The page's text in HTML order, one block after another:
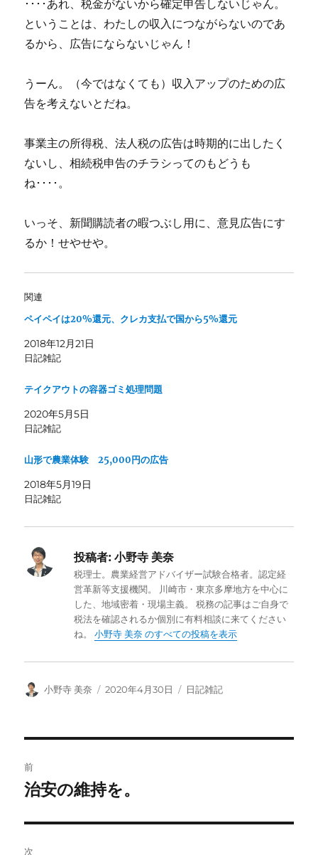
････あれ、税金がないから確定申告しないじゃん。
ということは、わたしの収入につながらないのであ
るから、広告にならないじゃん！
うーん。（今ではなくても）収入アップのための広
告を考えないとだね。
事業主の所得税、法人税の広告は時期的に出したく
ないし、相続税申告のチラシってのもどうも
ね････。
いっそ、新聞購読者の暇つぶし用に、意見広告にす
るか！せやせや。
関連
ペイペイは20%還元、クレカ支払で国から5%還元
2018年12月21日
日記雑記
テイクアウトの容器ゴミ処理問題
2020年5月5日
日記雑記
山形で農業体験 25,000円の広告
2018年5月19日
日記雑記
投稿者: 小野寺 美奈
税理士。農業経営アドバイザー試験合格者。認定経
営革新等支援機関。 川崎市・東京多摩地方を中心に
した、地域密着・現場主義。 税務の記事はご自身で
税法を確認されるか個別に有料相談に来てください
ね。小野寺 美奈 のすべての投稿を表示
投
小野寺 美奈
投
2020年4月30日
カ
日記雑記
稿
ビ
前
前
投
稿:
治安の維持を。
次